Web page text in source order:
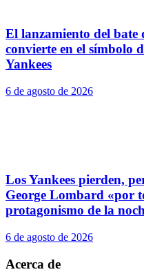
El lanzamiento del bate
convierte en el símbolo
Yankees
6 de agosto de 2026
Los Yankees pierden,
George Lombard «por
protagonismo de la
6 de agosto de 2026
Acerca de